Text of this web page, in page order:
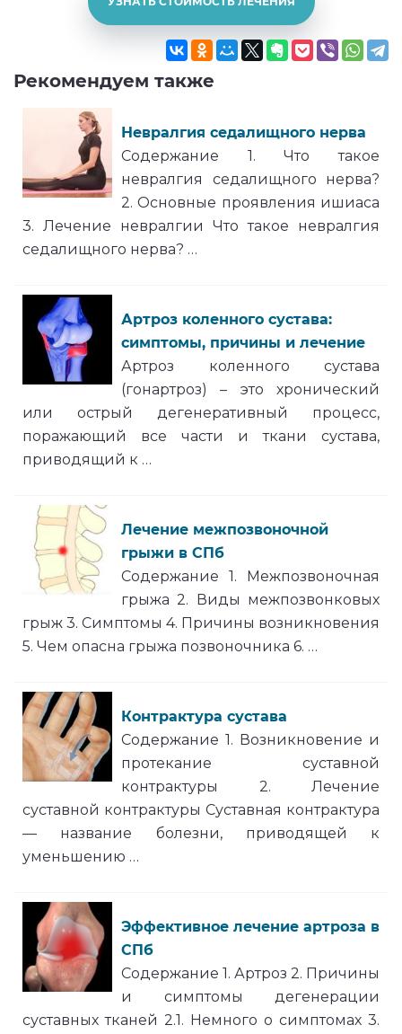
Рекомендуем также
Невралгия седалищного нерва
Содержание 1. Что такое
невралгия седалищного нерва?
2. Основные проявления ишиаса
3. Лечение невралгии Что такое невралгия
седалищного нерва? …
Артроз коленного сустава:
симптомы, причины и лечение
Артроз коленного сустава
(гонартроз) – это хронический
или острый дегенеративный процесс,
поражающий все части и ткани сустава,
приводящий к …
Лечение межпозвоночной
грыжи в СПб
Содержание 1. Межпозвоночная
грыжа 2. Виды межпозвонковых
грыж 3. Симптомы 4. Причины возникновения
5. Чем опасна грыжа позвоночника 6. …
Контрактура сустава
Содержание 1. Возникновение и
протекание суставной
контрактуры 2. Лечение
суставной контрактуры Суставная контрактура
— название болезни, приводящей к
уменьшению …
Эффективное лечение артроза в
СПб
Содержание 1. Артроз 2. Причины
и симптомы дегенерации
суставных тканей 2.1. Немного о симптомах 3.